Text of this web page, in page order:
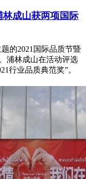
成山获两项国际
的2021国际品质节暨
浦林成山在活动评选
行业品质典范奖”。